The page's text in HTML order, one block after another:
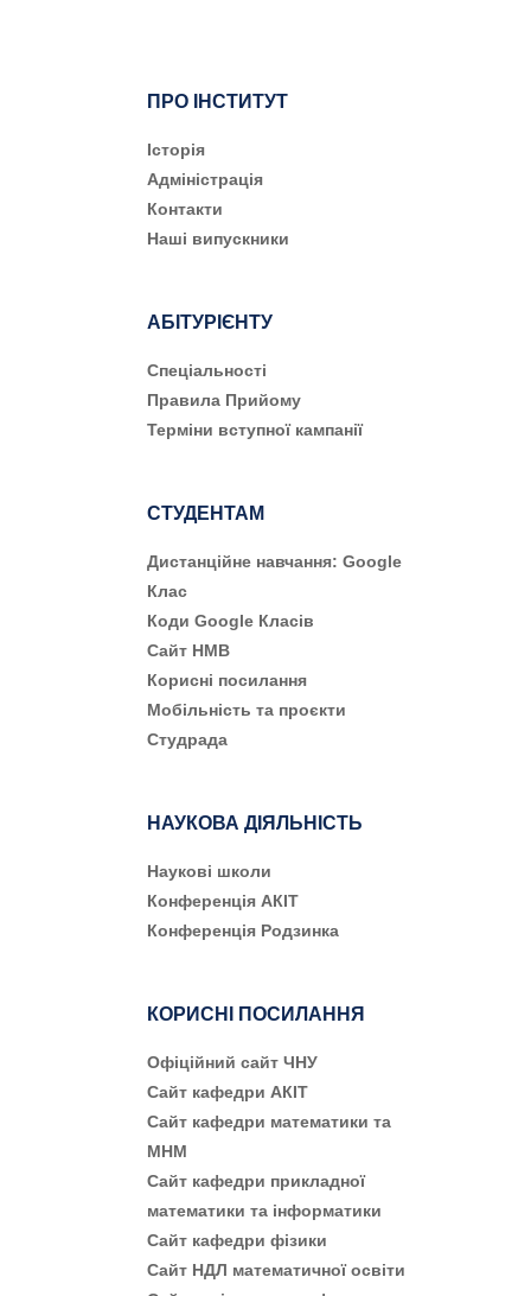
ПРО ІНСТИТУТ
Історія
Адміністрація
Контакти
Наші випускники
АБІТУРІЄНТУ
Cпеціальності
Правила Прийому
Терміни вступної кампанії
СТУДЕНТАМ
Дистанційне навчання: Google
Клас
Коди Google Класів
Сайт НМВ
Корисні посилання
Мобільність та проєкти
Студрада
НАУКОВА ДІЯЛЬНІСТЬ
Наукові школи
Конференція АКІТ
Конференція Родзинка
КОРИСНІ ПОСИЛАННЯ
Офіційний сайт ЧНУ
Сайт кафедри АКІТ
Сайт кафедри математики та
МНМ
Сайт кафедри прикладної
математики та інформатики
Сайт кафедри фізики
Сайт НДЛ математичної освіти